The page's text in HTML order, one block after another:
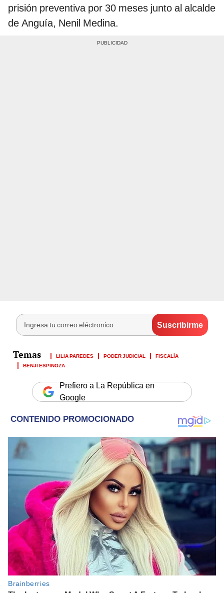
prisión preventiva por 30 meses junto al alcalde
de Anguía, Nenil Medina.
LILIA PAREDES PODER JUDICIAL
FISCALÍA
BENJI ESPINOZA
Prefiero a La República en
Google